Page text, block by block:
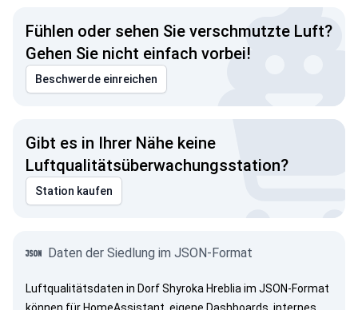
Fühlen oder sehen Sie verschmutzte Luft?
Gehen Sie nicht einfach vorbei!
Beschwerde einreichen
Gibt es in Ihrer Nähe keine
Luftqualitätsüberwachungsstation?
Station kaufen
Daten der Siedlung im JSON-Format
Luftqualitätsdaten in Dorf Shyroka Hreblia im JSON-Format